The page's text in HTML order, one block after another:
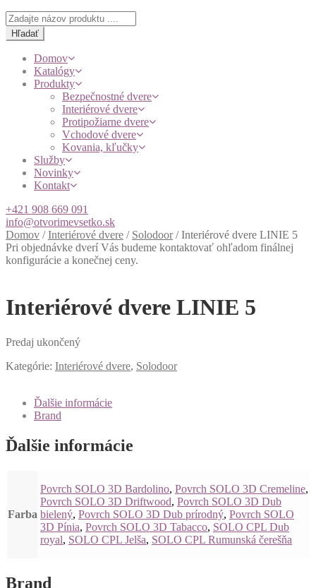
Products
search
Hľadať
Domov
Katalógy
Produkty
Bezpečnostné dvere
Interiérové dvere
Protipožiarne dvere
Vchodové dvere
Kovania, kľučky
Služby
Novinky
Kontakt
+421 908 669 091
info@otvorimevsetko.sk
Domov /Interiérové dvere / Solodoor/Interiérové dvere LINIE 5
Pri objednávke dverí Vás budeme kontaktovať ohľadom finálnej
konfigurácie a konečnej ceny.
Interiérové dvere LINIE 5
Predaj ukončený
Kategórie: Interiérové dvere, Solodoor
Ďalšie informácie
Brand
Ďalšie informácie
Farba
Povrch SOLO 3D Bardolino, Povrch SOLO 3D Cremeline,
Povrch SOLO 3D Driftwood, Povrch SOLO 3D Dub
bielený, Povrch SOLO 3D Dub prírodný, Povrch SOLO
3D Pínia, Povrch SOLO 3D Tabacco, SOLO CPL Dub
royal, SOLO CPL Jelša, SOLO CPL Rumunská čerešňa
Brand